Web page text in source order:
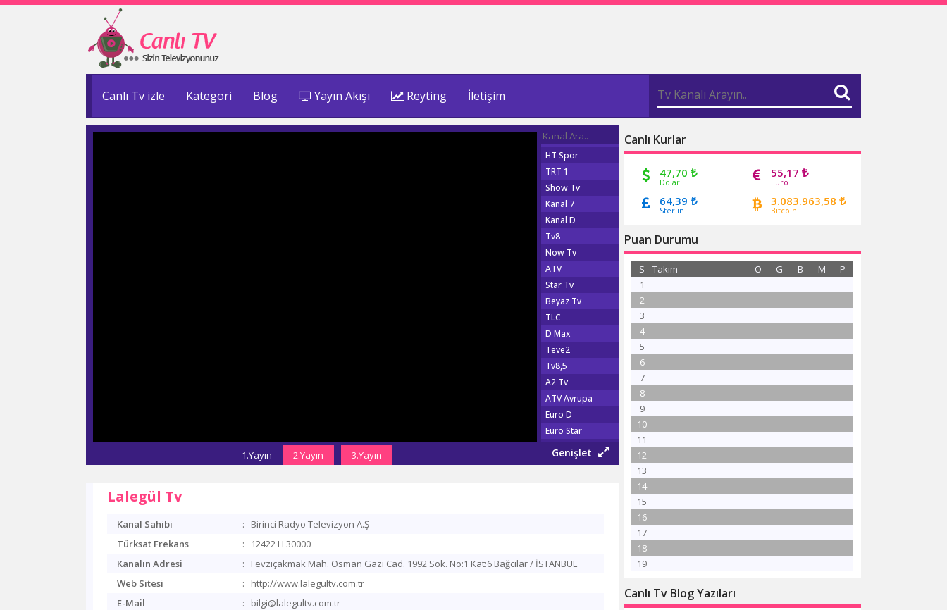
Canlı Tv izle Kategori Blog Yayın Akışı Reyting İletişim
1.Yayın 2.Yayın 3.Yayın
HT Spor
TRT 1
Show Tv
Kanal 7
Kanal D
Tv8
Now Tv
ATV
Star Tv
Beyaz Tv
TLC
D Max
Teve2
Tv8,5
A2 Tv
ATV Avrupa
Euro D
Euro Star
Show Türk
Fox Tv
Habertürk Tv
Genişlet
Canlı Kurlar
47,70
Dolar
55,17
Euro
64,39
Sterlin
3.083.963,58
Bitcoin
Puan Durumu
S Takım P
M
B
G
O
1
2
3
4
5
6
7
8
9
10
11
12
13
14
15
16
17
18
19
Canlı Tv Blog Yazıları
Lalegül Tv
Kanal Sahibi :
Birinci Radyo Televizyon A.Ş
Türksat Frekans
:
12422 H 30000
Kanalın Adresi
:
Fevziçakmak Mah. Osman Gazi Cad. 1992 Sok. No:1 Kat:6 Bağcılar / İSTANBUL
Web Sitesi
:
http://www.lalegultv.com.tr
E-Mail
:
bilgi@lalegultv.com.tr